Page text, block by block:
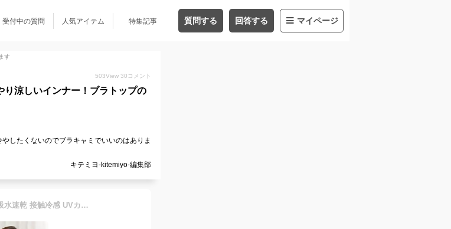
受付中の質問 人気アイテム 特集記事 質問する 回答する マイページ
す
503View 30 コメント
涼しいインナー！ブラトップの
したくないのでブラキャミでいいのはありま
キテミヨ-kitemiyo-編集部
キャミソール タンクトップ カップ付き インナー 吸水速乾 接触冷感 UVカット ブラトップ アンダーゴムなし 締め付けない アンダーフリー ストレッチ グレー モカ ブラック M L LL ノンワイヤーブラ ワイヤレスブラ ゆるやかインナー カップ付 【送料無料】